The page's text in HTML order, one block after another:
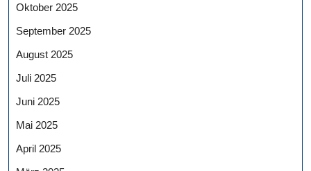
Oktober 2025
September 2025
August 2025
Juli 2025
Juni 2025
Mai 2025
April 2025